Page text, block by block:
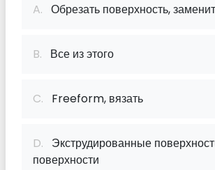
A. Обрезать поверхность,
B. Все из этого
C. Freeform, вязать
D. Экструдированные
поверхности